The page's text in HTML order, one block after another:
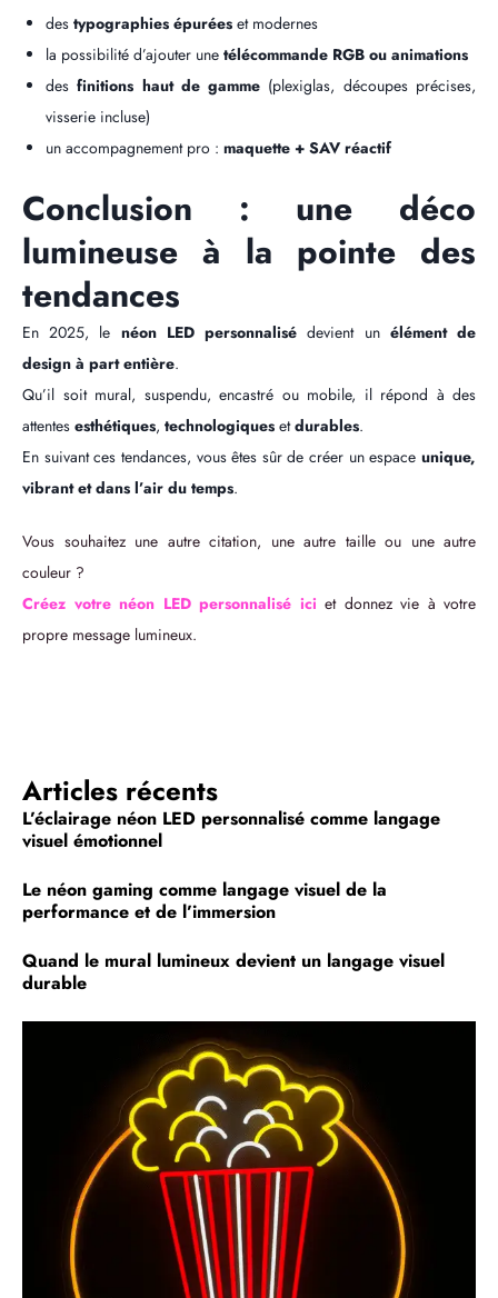
des typographies épurées et modernes
la possibilité d’ajouter une télécommande RGB ou animations
desfinitions haut de gamme (plexiglas, découpes précises,
visserie incluse)
un accompagnement pro : maquette + SAV réactif
Conclusion : une déco
lumineuse à la pointe des
tendances
En 2025, le néon LED personnalisé devient un élément de
design à part entière.
Qu’il soit mural, suspendu, encastré ou mobile, il répond à des
attentes esthétiques, technologiques etdurables.
En suivant ces tendances, vous êtes sûr de créer un espace unique,
vibrant et dans l’air du temps.
Vous souhaitez une autre citation, une autre taille ou une autre
couleur ?
Créez votre néon LED personnalisé ici et donnez vie à votre
propre message lumineux.
Articles récents
L’éclairage néon LED personnalisé comme langage
visuel émotionnel
Le néon gaming comme langage visuel de la
performance et de l’immersion
Quand le mural lumineux devient un langage visuel
durable